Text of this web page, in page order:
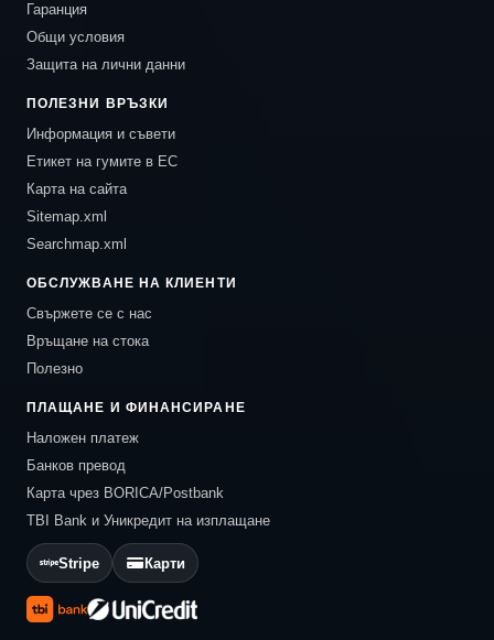
Гаранция
Общи условия
Защита на лични данни
ПОЛЕЗНИ ВРЪЗКИ
Информация и съвети
Етикет на гумите в ЕС
Карта на сайта
Sitemap.xml
Searchmap.xml
ОБСЛУЖВАНЕ НА КЛИЕНТИ
Свържете се с нас
Връщане на стока
Полезно
ПЛАЩАНЕ И ФИНАНСИРАНЕ
Наложен платеж
Банков превод
Карта чрез BORICA/Postbank
TBI Bank и Уникредит на изплащане
Stripe Карти